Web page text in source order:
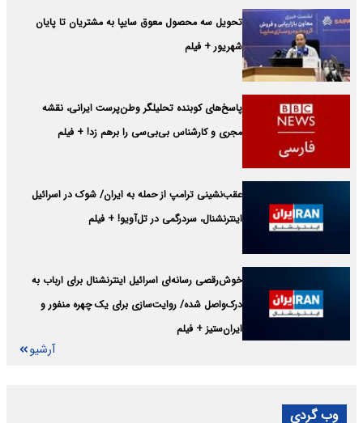
تحویل سه محصول معوق سایپا به مشتریان تا پایان
شهریور + فیلم
پاسخ‌های کوبنده تحلیلگر وطن‌پرست ایرانی، نقشه
مجری و کارشناس بی‌بی‌سی را برهم زد! + فیلم
عقب‌نشینی ترامپ از حمله به ایران/ شوک در اسرائیل
اینترنشنال، سردرگمی در تل‌آویو! + فیلم
خوش‌رقصی رسانه‌ای اسرائیل اینترنشنال برای ارباب به
درک‌واصل شده/ روایت‌سازی برای یک چهره منفور و
ایران‌ستیز + فیلم
آرشیو
وب گردی